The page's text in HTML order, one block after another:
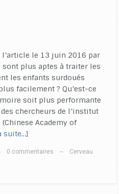
le 13 juin 2016 par
sont plus aptes à traiter les
les enfants surdoués
facilement ? Qu’est-ce
soit plus performante
chercheurs de l’institut
Academy of
suite…]
0 commentaires — Cerveau